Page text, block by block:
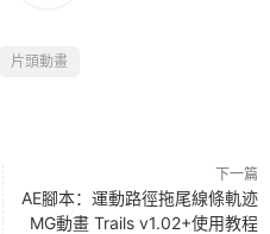
片頭動畫
下一篇
AE腳本：運動路徑拖尾線條軌迹
MG動畫 Trails v1.02+使用教程